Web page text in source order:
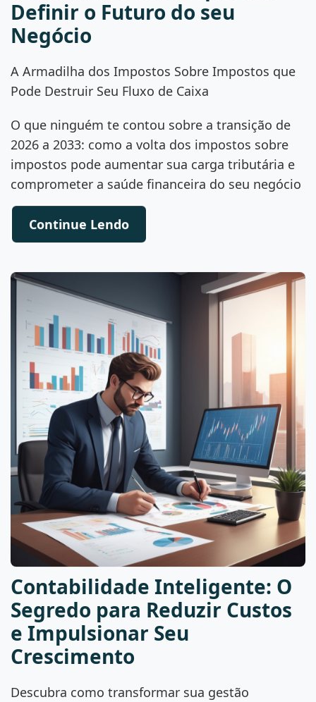
Definir o Futuro do seu
Negócio
A Armadilha dos Impostos Sobre Impostos que
Pode Destruir Seu Fluxo de Caixa
O que ninguém te contou sobre a transição de
2026 a 2033: como a volta dos impostos sobre
impostos pode aumentar sua carga tributária e
comprometer a saúde financeira do seu negócio
Continue Lendo
Contabilidade Inteligente: O
Segredo para Reduzir Custos
e Impulsionar Seu
Crescimento
Descubra como transformar sua gestão